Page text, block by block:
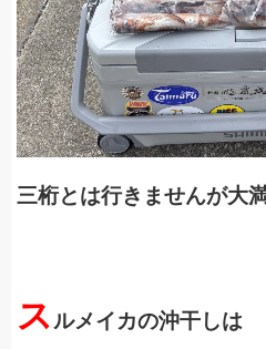
三桁とは行きませんが大
スルメイカの沖干しは